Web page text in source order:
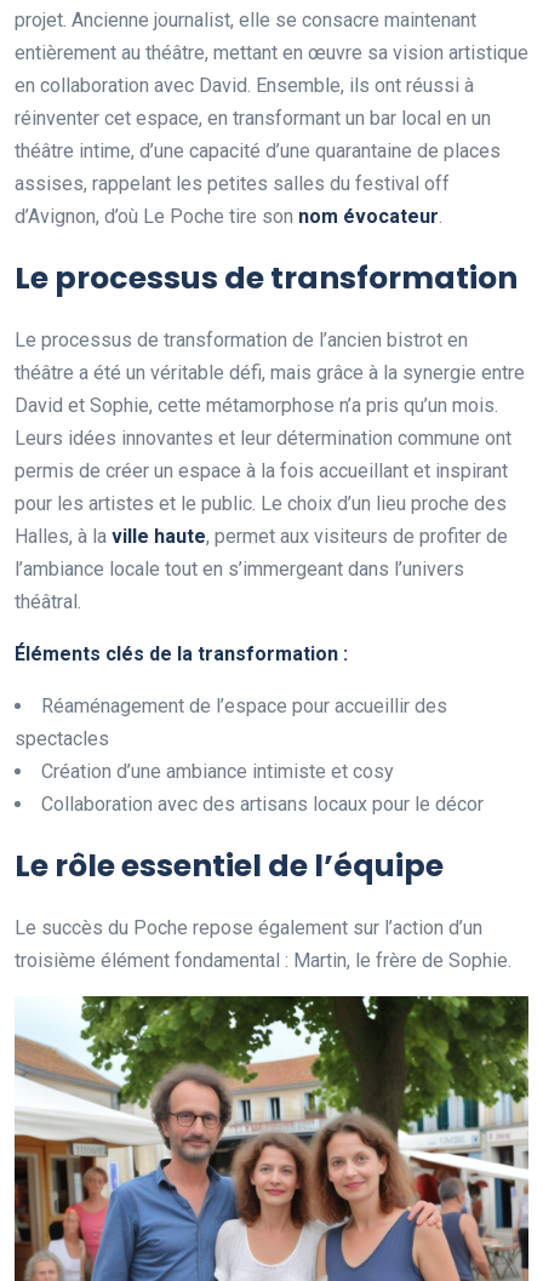
projet. Ancienne journalist, elle se consacre maintenant
entièrement au théâtre, mettant en œuvre sa vision artistique
en collaboration avec David. Ensemble, ils ont réussi à
réinventer cet espace, en transformant un bar local en un
théâtre intime, d’une capacité d’une quarantaine de places
assises, rappelant les petites salles du festival off
d’Avignon, d’où Le Poche tire son nom évocateur.
Le processus de transformation
Le processus de transformation de l’ancien bistrot en
théâtre a été un véritable défi, mais grâce à la synergie entre
David et Sophie, cette métamorphose n’a pris qu’un mois.
Leurs idées innovantes et leur détermination commune ont
permis de créer un espace à la fois accueillant et inspirant
pour les artistes et le public. Le choix d’un lieu proche des
Halles, à la ville haute, permet aux visiteurs de profiter de
l’ambiance locale tout en s’immergeant dans l’univers
théâtral.
Éléments clés de la transformation :
Réaménagement de l’espace pour accueillir des
spectacles
Création d’une ambiance intimiste et cosy
Collaboration avec des artisans locaux pour le décor
Le rôle essentiel de l’équipe
Le succès du Poche repose également sur l’action d’un
troisième élément fondamental : Martin, le frère de Sophie.